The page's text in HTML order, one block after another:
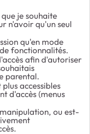
je souhaite
n'avoir qu'un seul
qu'en mode
fonctionnalités.
afin d'autoriser
parental.
accessibles
d'accès (menus
ou est-